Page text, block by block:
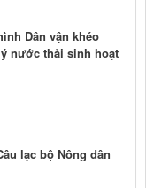
Dân vận khéo
nước thải sinh hoạt
lạc bộ Nông dân